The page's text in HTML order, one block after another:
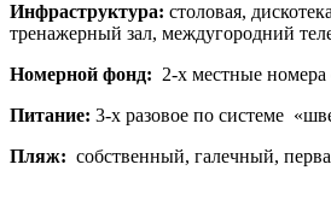
Инфраструктура: столовая,
тренажерный зал, междугородний
Номерной фонд: 2-х местные
Питание: 3-х разовое по системе
Пляж: собственный, галечный,